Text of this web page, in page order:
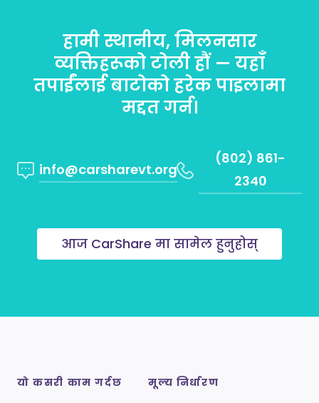
हामी स्थानीय, मिलनसार
व्यक्तिहरूको टोली हौं — यहाँ
तपाईंलाई बाटोको हरेक पाइलामा
मद्दत गर्न।
info@carsharevt.org
(802) 861-
2340
आज CarShare मा सामेल हुनुहोस्
यो कसरी काम गर्दछ मूल्य निर्धारण